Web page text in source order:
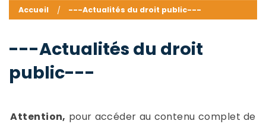
---Actualités du droit public---
Droit pénal---
Droit privé ---
Abonnement aux actualités
Accueil ---Actualités du droit public---
---Actualités du droit
public---
Attention, pour accéder au contenu complet de